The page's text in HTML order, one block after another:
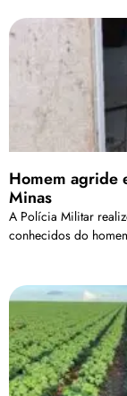
Homem agride
Minas
A Polícia Militar
conhecidos do